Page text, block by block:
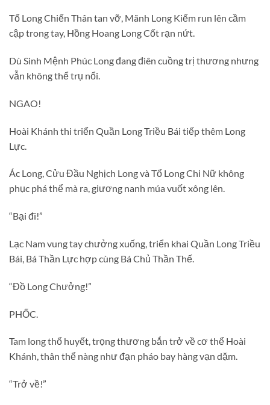
Tổ Long Chiến Thân tan vỡ, Mãnh Long Kiếm run lên cầm
cập trong tay, Hồng Hoang Long Cốt rạn nứt.
Dù Sinh Mệnh Phúc Long đang điên cuồng trị thương nhưng
vẫn không thể trụ nổi.
NGAO!
Hoài Khánh thi triển Quần Long Triều Bái tiếp thêm Long
Lực.
Ác Long, Cửu Đầu Nghịch Long và Tổ Long Chi Nữ không
phục phá thể mà ra, giương nanh múa vuốt xông lên.
“Bại đi!”
Lạc Nam vung tay chưởng xuống, triển khai Quần Long Triều
Bái, Bá Thần Lực hợp cùng Bá Chủ Thần Thế.
“Đồ Long Chưởng!”
PHỐC.
Tam long thổ huyết, trọng thương bắn trở về cơ thể Hoài
Khánh, thân thể nàng như đạn pháo bay hàng vạn dặm.
“Trở về!”